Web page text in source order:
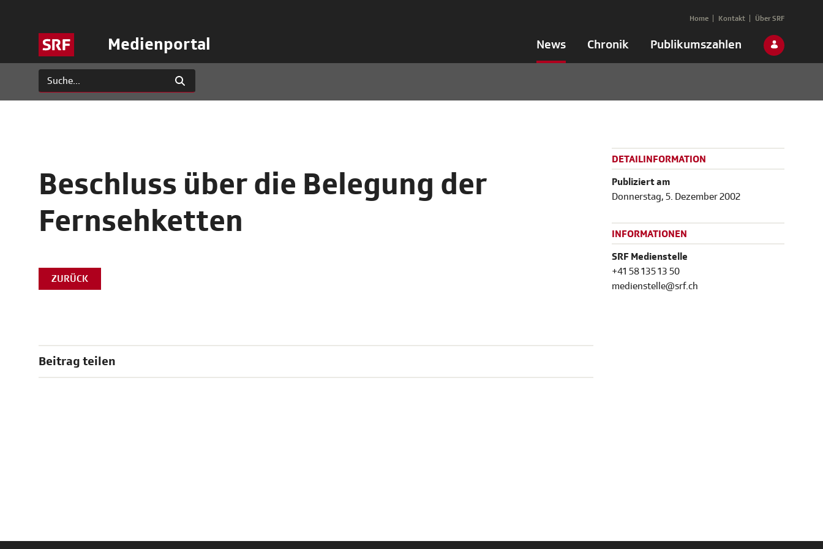
Medienportal News Chronik Publikumszahlen
Home Kontakt Über SRF
Beschluss über die Belegung der
Fernsehketten
ZURÜCK
Beitrag teilen
DETAILINFORMATION
Publiziert am
Donnerstag, 5. Dezember 2002
INFORMATIONEN
SRF Medienstelle
+41 58 135 13 50
medienstelle@srf.ch